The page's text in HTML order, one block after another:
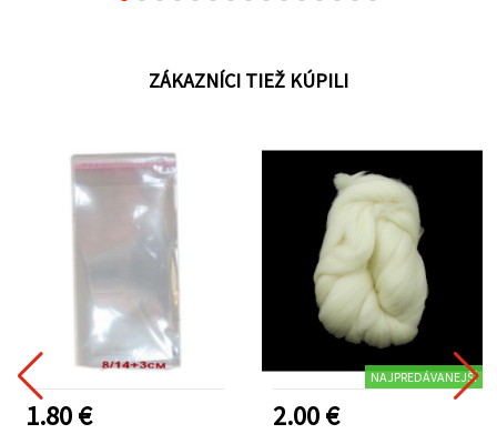
ZÁKAZNÍCI TIEŽ KÚPILI
1.80 €
NAJPREDÁVANEJŠÍ
2.00 €